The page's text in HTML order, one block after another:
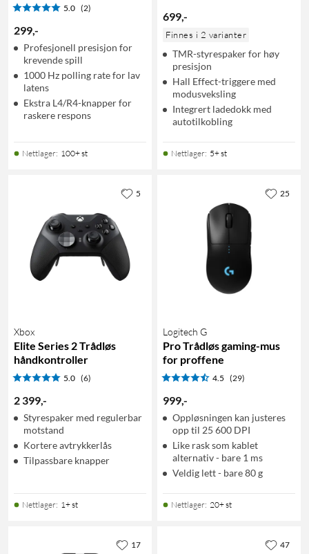
5.0 (2)
299,-
Profesjonell presisjon for
krevende spill
1000 Hz polling rate for lav
latens
Ekstra L4/R4-knapper for
raskere respons
Nettlager: 100+ st
699,-
Finnes i 2 varianter
TMR-styrespaker for høy
presisjon
Hall Effect-triggere med
modusveksling
Integrert ladedokk med
autotilkobling
Nettlager: 5+ st
Xbox
Elite Series 2 Trådløs
håndkontroller
5.0 (6)
2 399,-
Styrespaker med regulerbar
motstand
Kortere avtrykkerlås
Tilpassbare knapper
Nettlager: 1+ st
5
Logitech G
Pro Trådløs gaming-mus
for proffene
4.5 (29)
999,-
Oppløsningen kan justeres
opp til 25 600 DPI
Like rask som kablet
alternativ - bare 1 ms
Veldig lett - bare 80 g
Nettlager: 20+ st
25
17 47